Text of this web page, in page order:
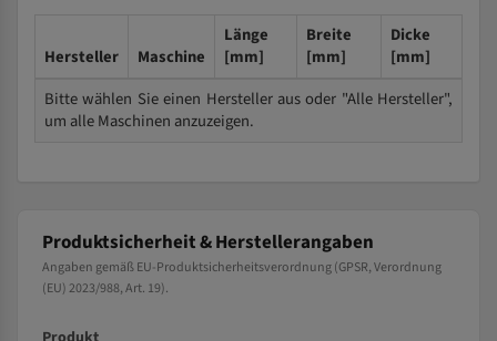
Hersteller Maschine
Länge
[mm]
Breite
[mm]
Dicke
[mm]
Bitte wählen Sie einen Hersteller aus oder "Alle Hersteller",
um alle Maschinen anzuzeigen.
Produktsicherheit & Herstellerangaben
Angaben gemäß EU-Produktsicherheitsverordnung (GPSR, Verordnung
(EU) 2023/988, Art. 19).